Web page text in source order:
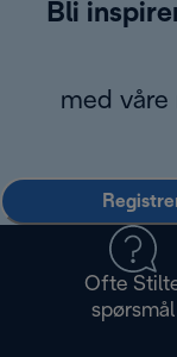
Bli
med
Ofte
spørsmål